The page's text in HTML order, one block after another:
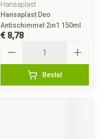
Hansaplast
Hansaplast Deo
Antischimmel 2in1 150ml
€ 8,78
Bestel